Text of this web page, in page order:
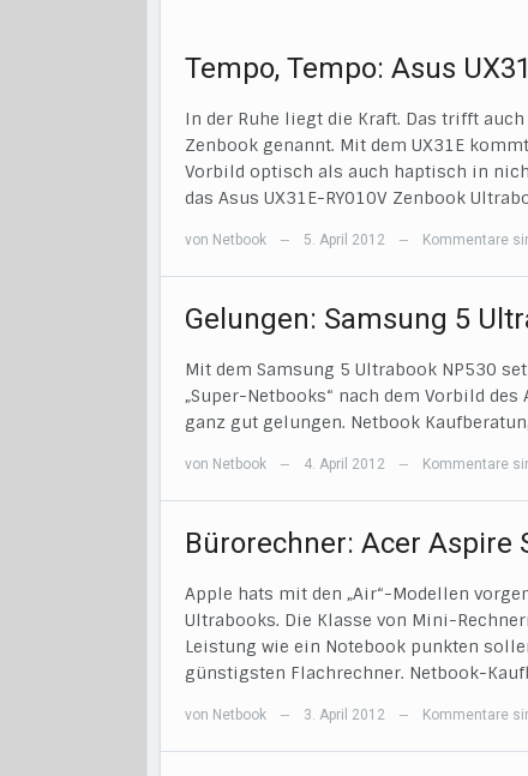
Tempo, Tempo: Asus
In der Ruhe liegt die Kraft. Das trifft
Zenbook genannt. Mit dem UX31E
Vorbild optisch als auch haptisch in
das Asus UX31E-RY010V Zenbook
von Netbook — 5. April 2012 — Kommentare
Gelungen: Samsung 5
Mit dem Samsung 5 Ultrabook NP530
„Super-Netbooks“ nach dem Vorbild
ganz gut gelungen. Netbook
von Netbook — 4. April 2012 — Kommentare
Bürorechner: Acer Aspire
Apple hats mit den „Air“-Modellen
Ultrabooks. Die Klasse von Mini-
Leistung wie ein Notebook punkten
günstigsten Flachrechner. Netbook-
von Netbook — 3. April 2012 — Kommentare